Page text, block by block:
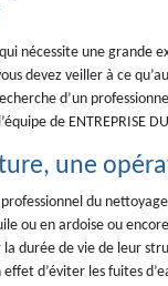
nécessite une grande
devez veiller à ce
d’un
de ENTREPRISE
une
du
ou en ardoise ou
durée de vie de leur
d’éviter les fuites